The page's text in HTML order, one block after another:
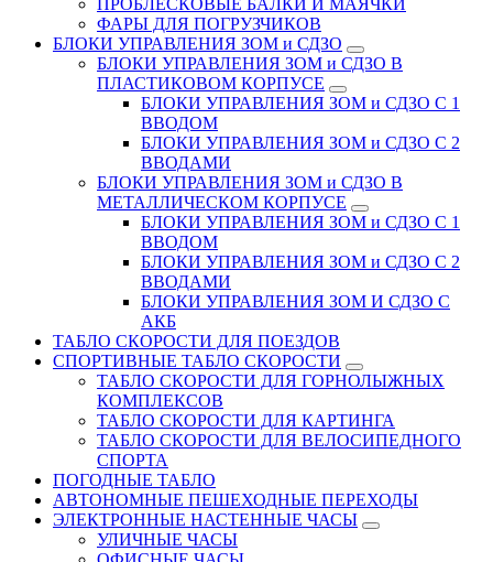
ФАРЫ ДЛЯ ПОГРУЗЧИКОВ
БЛОКИ УПРАВЛЕНИЯ ЗОМ и СДЗО
БЛОКИ УПРАВЛЕНИЯ ЗОМ и СДЗО В
ПЛАСТИКОВОМ КОРПУСЕ
БЛОКИ УПРАВЛЕНИЯ ЗОМ и СДЗО С 1
ВВОДОМ
БЛОКИ УПРАВЛЕНИЯ ЗОМ и СДЗО С 2
ВВОДАМИ
БЛОКИ УПРАВЛЕНИЯ ЗОМ и СДЗО В
МЕТАЛЛИЧЕСКОМ КОРПУСЕ
БЛОКИ УПРАВЛЕНИЯ ЗОМ и СДЗО С 1
ВВОДОМ
БЛОКИ УПРАВЛЕНИЯ ЗОМ и СДЗО С 2
ВВОДАМИ
БЛОКИ УПРАВЛЕНИЯ ЗОМ И СДЗО С
АКБ
ТАБЛО СКОРОСТИ ДЛЯ ПОЕЗДОВ
СПОРТИВНЫЕ ТАБЛО СКОРОСТИ
ТАБЛО СКОРОСТИ ДЛЯ ГОРНОЛЫЖНЫХ
КОМПЛЕКСОВ
ТАБЛО СКОРОСТИ ДЛЯ КАРТИНГА
ТАБЛО СКОРОСТИ ДЛЯ ВЕЛОСИПЕДНОГО
СПОРТА
ПОГОДНЫЕ ТАБЛО
АВТОНОМНЫЕ ПЕШЕХОДНЫЕ ПЕРЕХОДЫ
ЭЛЕКТРОННЫЕ НАСТЕННЫЕ ЧАСЫ
УЛИЧНЫЕ ЧАСЫ